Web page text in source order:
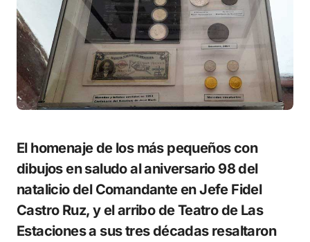
El homenaje de los más pequeños con
dibujos en saludo al aniversario 98 del
natalicio del Comandante en Jefe Fidel
Castro Ruz, y el arribo de Teatro de Las
Estaciones a sus tres décadas resaltaron